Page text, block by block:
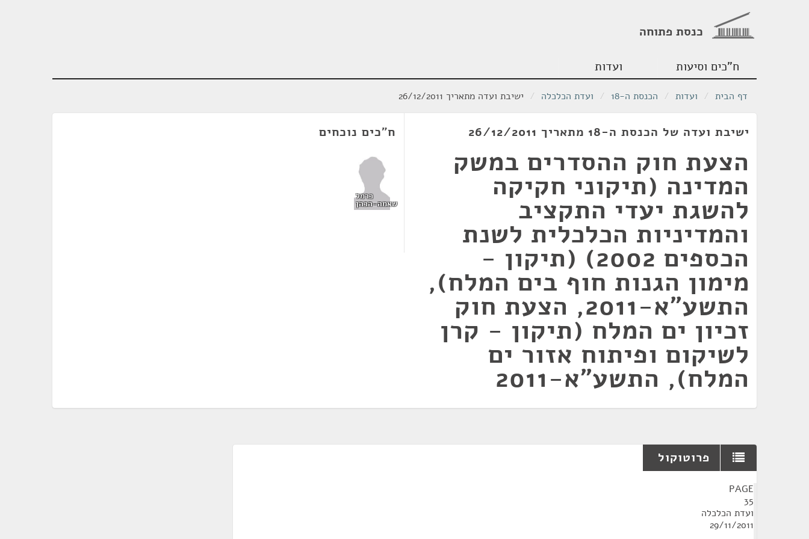
כנסת פתוחה
ח"כים וסיעות ועדות
דף הבית / ועדות / הכנסת ה-18 / ועדת הכלכלה / ישיבת ועדה מתאריך 26/12/2011
ישיבת ועדה של הכנסת ה-18 מתאריך 26/12/2011
הצעת חוק ההסדרים במשק
המדינה (תיקוני חקיקה
להשגת יעדי התקציב
והמדיניות הכלכלית לשנת
הכספים 2002) (תיקון -
מימון הגנות חוף בים המלח),
התשע"א-2011, הצעת חוק
זכיון ים המלח (תיקון - קרן
לשיקום ופיתוח אזור ים
המלח), התשע"א-2011
ח"כים נוכחים
כרמל
שאמה-הכהן
פרוטוקול
PAGE
35
ועדת הכלכלה
29/11/2011